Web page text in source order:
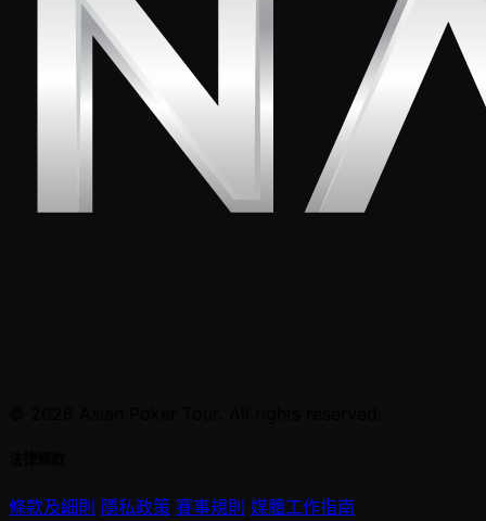
條款及細則 隱私政策 賽事規則 媒體工作指南